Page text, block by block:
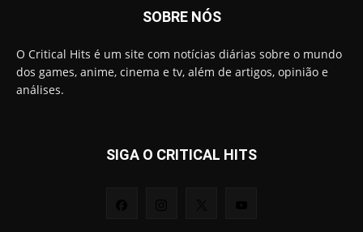
SOBRE NÓS
O Critical Hits é um site com notícias diárias sobre o mundo
dos games, anime, cinema e tv, além de artigos, opinião e
análises.
SIGA O CRITICAL HITS